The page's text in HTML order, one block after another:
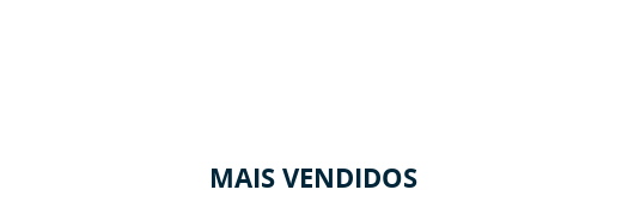
MAIS VENDIDOS